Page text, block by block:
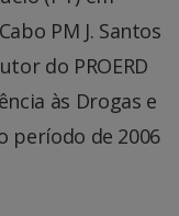
PM J. Santos
do PROERD
às Drogas e
período de 2006